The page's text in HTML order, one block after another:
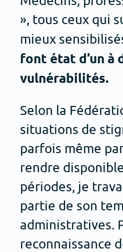
», tous ceux qui
mieux
font état d’un à
vulnérabilités.
Selon la
situations de
parfois même
rendre
périodes, je
partie de son
administratives.
reconnaissance